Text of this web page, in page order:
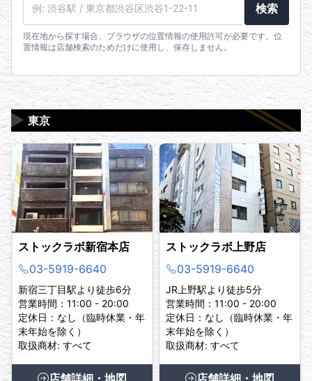
検索
現在地から探す場合、ブラウザの位置情報の使用許可が必要です。位
置情報は店舗検索のためだけに使用し、保存しません。
東京
▶
ストックラボ新宿本店
03-5919-6640
新宿三丁目駅より徒歩6分
営業時間：11:00 - 20:00
定休日：なし（臨時休業・年
末年始を除く）
取扱商材: すべて
店舗詳細・地図
ストックラボ上野店
03-5919-6640
JR上野駅より徒歩5分
営業時間：11:00 - 20:00
定休日：なし（臨時休業・年
末年始を除く）
取扱商材: すべて
店舗詳細・地図